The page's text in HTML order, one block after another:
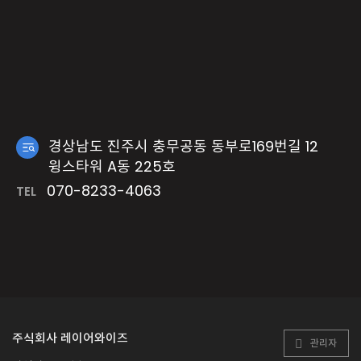
경상남도 진주시 충무공동 동부로169번길 12
윙스타워 A동 225호
TEL 070-8233-4063
주식회사 레이어와이즈 관리자